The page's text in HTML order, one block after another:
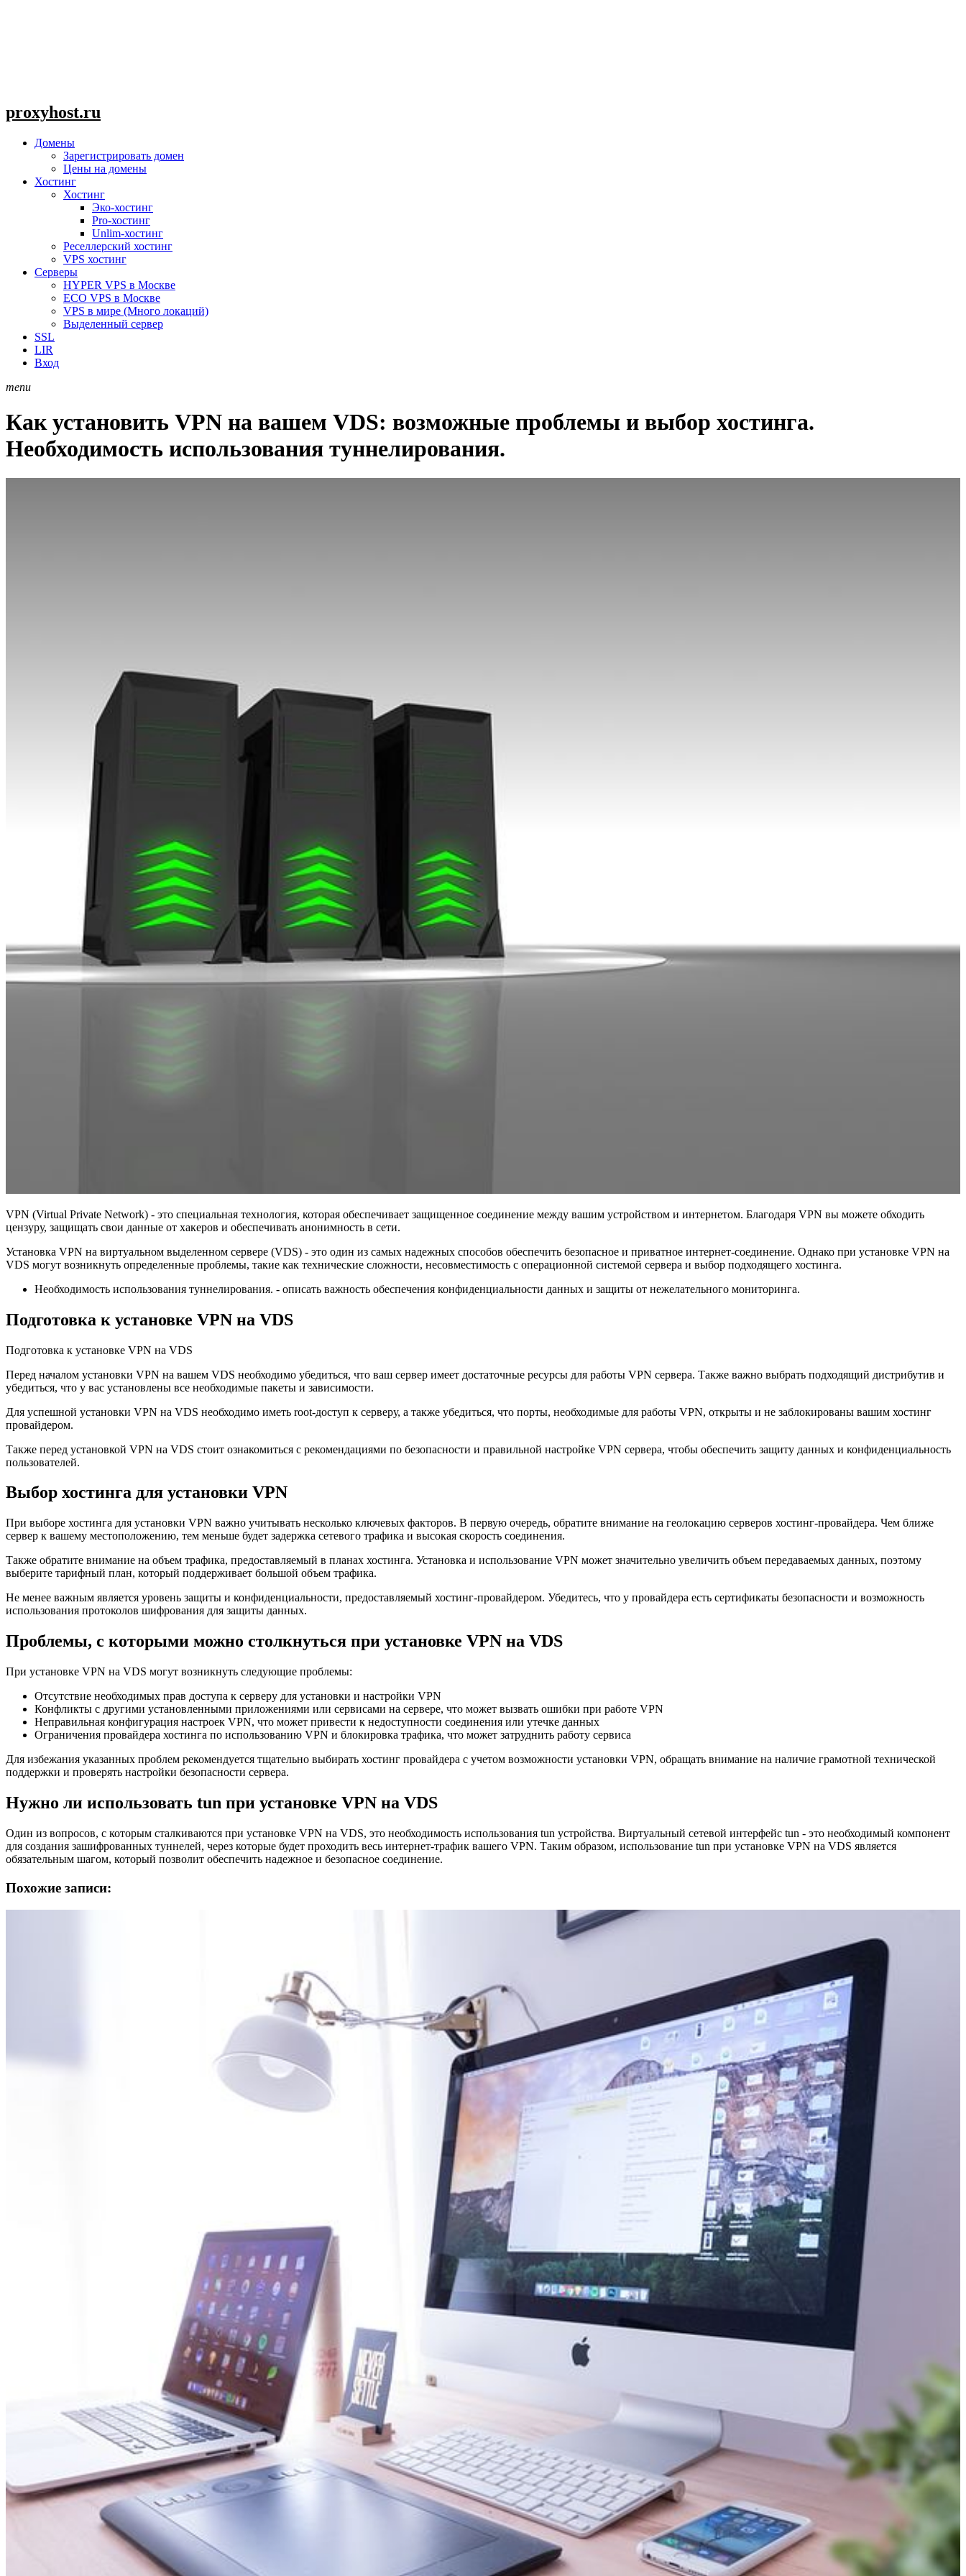
proxyhost.ru
Домены
Зарегистрировать домен
Цены на домены
Хостинг
Хостинг
Эко-хостинг
Pro-хостинг
Unlim-хостинг
Реселлерский хостинг
VPS хостинг
Серверы
HYPER VPS в Москве
ECO VPS в Москве
VPS в мире (Много локаций)
Выделенный сервер
SSL
LIR
Вход
menu
Как установить VPN на вашем VDS: возможные проблемы и выбор хостинга.
Необходимость использования туннелирования.
VPN (Virtual Private Network) - это специальная технология, которая обеспечивает защищенное соединение между вашим устройством и интернетом. Благодаря VPN вы можете обходить
цензуру, защищать свои данные от хакеров и обеспечивать анонимность в сети.
Установка VPN на виртуальном выделенном сервере (VDS) - это один из самых надежных способов обеспечить безопасное и приватное интернет-соединение. Однако при установке VPN на
VDS могут возникнуть определенные проблемы, такие как технические сложности, несовместимость с операционной системой сервера и выбор подходящего хостинга.
Необходимость использования туннелирования. - описать важность обеспечения конфиденциальности данных и защиты от нежелательного мониторинга.
Подготовка к установке VPN на VDS
Подготовка к установке VPN на VDS
Перед началом установки VPN на вашем VDS необходимо убедиться, что ваш сервер имеет достаточные ресурсы для работы VPN сервера. Также важно выбрать подходящий дистрибутив и
убедиться, что у вас установлены все необходимые пакеты и зависимости.
Для успешной установки VPN на VDS необходимо иметь root-доступ к серверу, а также убедиться, что порты, необходимые для работы VPN, открыты и не заблокированы вашим хостинг
провайдером.
Также перед установкой VPN на VDS стоит ознакомиться с рекомендациями по безопасности и правильной настройке VPN сервера, чтобы обеспечить защиту данных и конфиденциальность
пользователей.
Выбор хостинга для установки VPN
При выборе хостинга для установки VPN важно учитывать несколько ключевых факторов. В первую очередь, обратите внимание на геолокацию серверов хостинг-провайдера. Чем ближе
сервер к вашему местоположению, тем меньше будет задержка сетевого трафика и высокая скорость соединения.
Также обратите внимание на объем трафика, предоставляемый в планах хостинга. Установка и использование VPN может значительно увеличить объем передаваемых данных, поэтому
выберите тарифный план, который поддерживает большой объем трафика.
Не менее важным является уровень защиты и конфиденциальности, предоставляемый хостинг-провайдером. Убедитесь, что у провайдера есть сертификаты безопасности и возможность
использования протоколов шифрования для защиты данных.
Проблемы, с которыми можно столкнуться при установке VPN на VDS
При установке VPN на VDS могут возникнуть следующие проблемы:
Отсутствие необходимых прав доступа к серверу для установки и настройки VPN
Конфликты с другими установленными приложениями или сервисами на сервере, что может вызвать ошибки при работе VPN
Неправильная конфигурация настроек VPN, что может привести к недоступности соединения или утечке данных
Ограничения провайдера хостинга по использованию VPN и блокировка трафика, что может затруднить работу сервиса
Для избежания указанных проблем рекомендуется тщательно выбирать хостинг провайдера с учетом возможности установки VPN, обращать внимание на наличие грамотной технической
поддержки и проверять настройки безопасности сервера.
Нужно ли использовать tun при установке VPN на VDS
Один из вопросов, с которым сталкиваются при установке VPN на VDS, это необходимость использования tun устройства. Виртуальный сетевой интерфейс tun - это необходимый компонент
для создания зашифрованных туннелей, через которые будет проходить весь интернет-трафик вашего VPN. Таким образом, использование tun при установке VPN на VDS является
обязательным шагом, который позволит обеспечить надежное и безопасное соединение.
Похожие записи: